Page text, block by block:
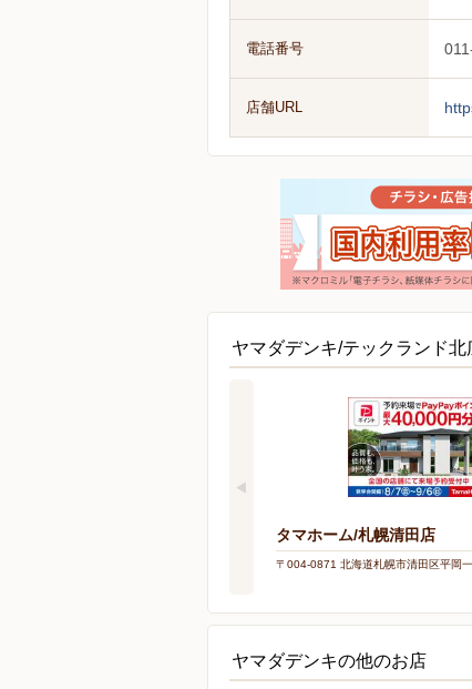
電話番号
店舗URL
ヤマダデンキ/テックランド
タマホーム/札幌清田店
〒004-0871 北海道札幌市清田区平岡
ヤマダデンキの他のお店